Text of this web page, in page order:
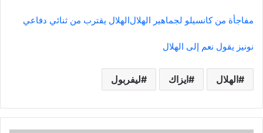
مفاجأة من كانسيلو لجماهير الهلالالهلال يقترب من ثنائي دفاعي
نونيز يقول نعم إلى الهلال
الهلال ايزاك ليفربول